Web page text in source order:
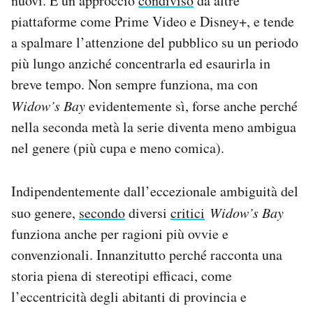
piattaforme come Prime Video e Disney+, e tende
a spalmare l’attenzione del pubblico su un periodo
più lungo anziché concentrarla ed esaurirla in
breve tempo. Non sempre funziona, ma con
Widow’s Bayevidentemente sì, forse anche perché
nella seconda metà la serie diventa meno ambigua
nel genere (più cupa e meno comica).
Indipendentemente dall’eccezionale ambiguità del
suo genere, secondodiversi critici Widow’s Bay
funziona anche per ragioni più ovvie e
convenzionali. Innanzitutto perché racconta una
storia piena di stereotipi efficaci, come
l’eccentricità degli abitanti di provincia e